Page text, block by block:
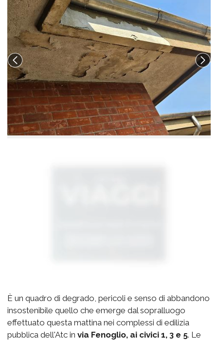
È un quadro di degrado, pericoli e senso di abbandono
insostenibile quello che emerge dal sopralluogo
effettuato questa mattina nei complessi di edilizia
pubblica dell'Atc in via Fenoglio, ai civici 1, 3 e 5. Le